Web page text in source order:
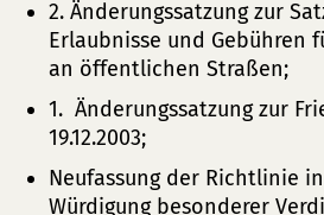
2. Änderungssatzung zur
Erlaubnisse und Gebühren
an öffentlichen Straßen;
1. Änderungssatzung zur
19.12.2003;
Neufassung der Richtlinie
Würdigung besonderer